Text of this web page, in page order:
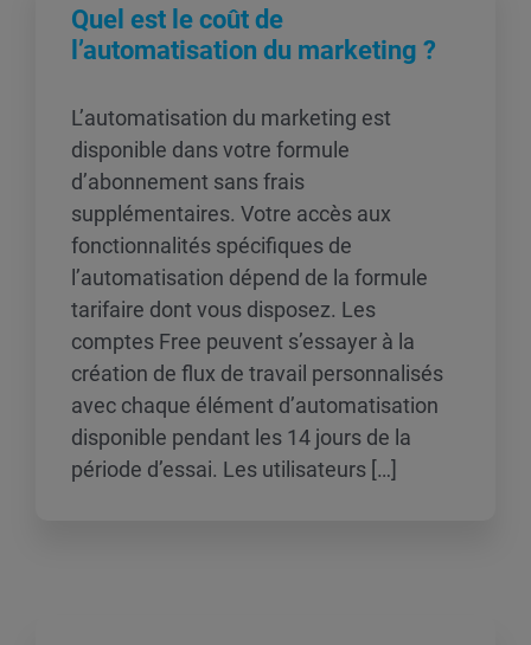
Quel est le coût de
l’automatisation du marketing ?
L’automatisation du marketing est
disponible dans votre formule
d’abonnement sans frais
supplémentaires. Votre accès aux
fonctionnalités spécifiques de
l’automatisation dépend de la formule
tarifaire dont vous disposez. Les
comptes Free peuvent s’essayer à la
création de flux de travail personnalisés
avec chaque élément d’automatisation
disponible pendant les 14 jours de la
période d’essai. Les utilisateurs […]